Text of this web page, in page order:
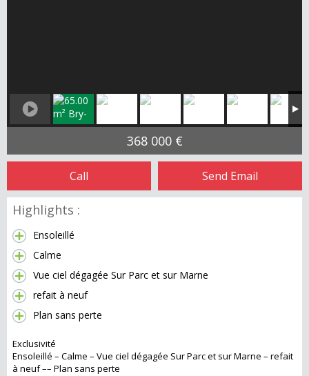
368 000 €
Call Send Email
Highlights :
Ensoleillé
Calme
Vue ciel dégagée Sur Parc et sur Marne
refait à neuf
Plan sans perte
Exclusivité
Ensoleillé – Calme – Vue ciel dégagée Sur Parc et sur Marne – refait
à neuf –– Plan sans perte